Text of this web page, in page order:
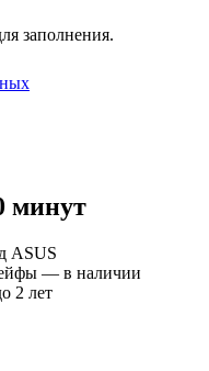
заполнения.
минут
ASUS
— в наличии
2 лет